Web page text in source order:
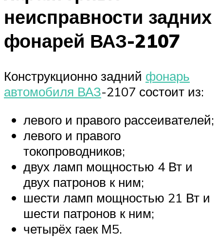
неисправности задних
фонарей ВАЗ-2107
Конструкционно задний фонарь
автомобиля ВАЗ-2107 состоит из:
левого и правого рассеивателей;
левого и правого
токопроводников;
двух ламп мощностью 4 Вт и
двух патронов к ним;
шести ламп мощностью 21 Вт и
шести патронов к ним;
четырёх гаек М5.